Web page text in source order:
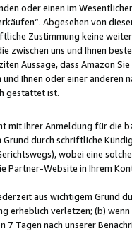
oder einen im
Abgesehen von
Zustimmung keine
zwischen uns und Ihnen
Aussage, dass Amazon
Ihnen oder einer
gestattet ist.
mit Ihrer Anmeldung für die
durch schriftliche
wobei eine
Partner-Website in Ihrem
aus wichtigem Grund
erheblich verletzen; (b)
Tagen nach unserer